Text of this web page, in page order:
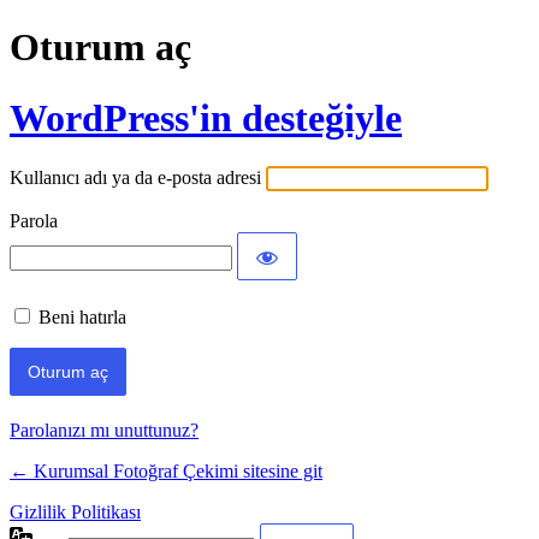
Oturum aç
WordPress'in desteğiyle
Kullanıcı adı ya da e-posta adresi
Parola
Beni hatırla
Parolanızı mı unuttunuz?
← Kurumsal Fotoğraf Çekimi sitesine git
Gizlilik Politikası